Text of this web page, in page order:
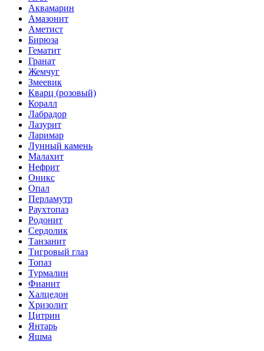
Аквамарин
Амазонит
Аметист
Бирюза
Гематит
Гранат
Жемчуг
Змеевик
Кварц (розовый)
Коралл
Лабрадор
Лазурит
Ларимар
Лунный камень
Малахит
Нефрит
Оникс
Опал
Перламутр
Раухтопаз
Родонит
Сердолик
Танзанит
Тигровый глаз
Топаз
Турмалин
Фианит
Халцедон
Хризолит
Цитрин
Янтарь
Яшма